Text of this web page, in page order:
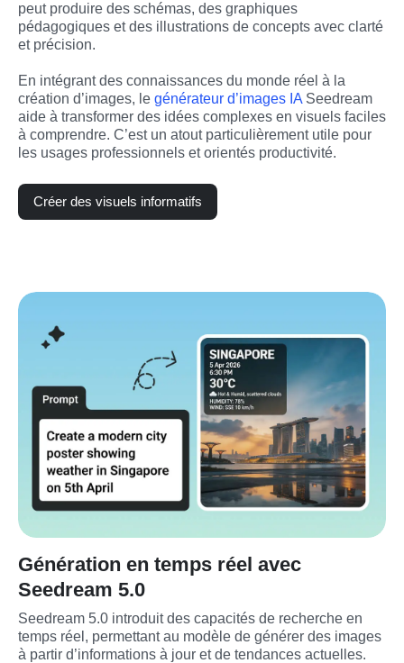
peut produire des schémas, des graphiques
pédagogiques et des illustrations de concepts avec clarté
et précision.
En intégrant des connaissances du monde réel à la
création d’images, le générateur d’images IA Seedream
aide à transformer des idées complexes en visuels faciles
à comprendre. C’est un atout particulièrement utile pour
les usages professionnels et orientés productivité.
Créer des visuels informatifs
Génération en temps réel avec
Seedream 5.0
Seedream 5.0 introduit des capacités de recherche en
temps réel, permettant au modèle de générer des images
à partir d’informations à jour et de tendances actuelles.